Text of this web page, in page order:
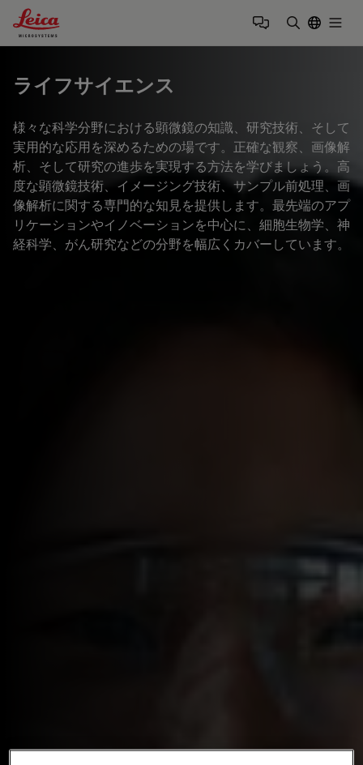
Leica Microsystems Logo
ライフサイエンス
様々な科学分野における顕微鏡の知識、研究技術、そして
実用的な応用を深めるための場です。正確な観察、画像解
析、そして研究の進歩を実現する方法を学びましょう。高
度な顕微鏡技術、イメージング技術、サンプル前処理、画
像解析に関する専門的な知見を提供します。最先端のアプ
リケーションやイノベーションを中心に、細胞生物学、神
経科学、がん研究などの分野を幅広くカバーしています。